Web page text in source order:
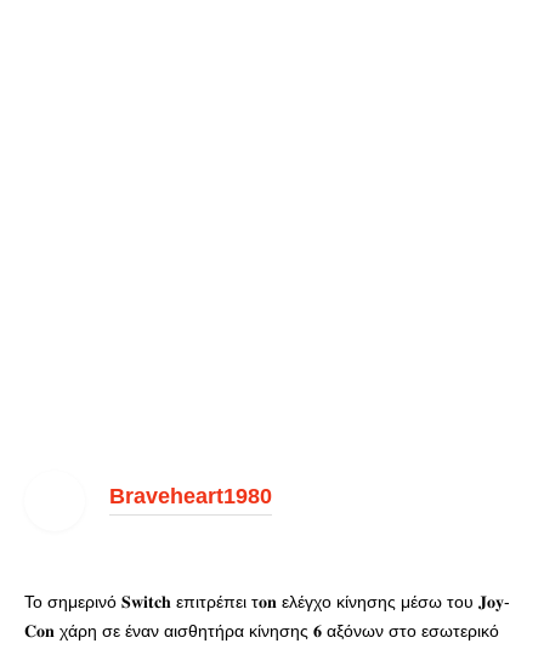
Braveheart1980
Το σημερινό 𝐒𝐰𝐢𝐭𝐜𝐡 επιτρέπει τ𝐨𝐧 ελέγχο κίνησης μέσω του 𝐉𝐨𝐲-
𝐂𝐨𝐧 χάρη σε έναν αισθητήρα κίνησης 𝟔 αξόνων στο εσωτερικό